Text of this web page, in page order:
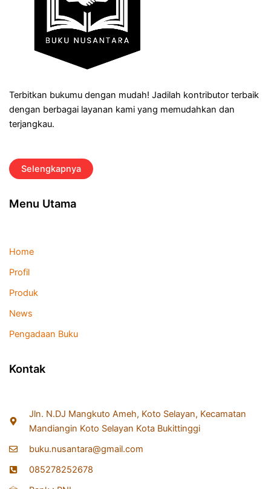
Terbitkan bukumu dengan mudah! Jadilah kontributor terbaik
dengan berbagai layanan kami yang memudahkan dan
terjangkau.
Selengkapnya
Menu Utama
Home
Profil
Produk
News
Pengadaan Buku
Kontak
Jln. N.DJ Mangkuto Ameh, Koto Selayan, Kecamatan
Mandiangin Koto Selayan Kota Bukittinggi
buku.nusantara@gmail.com
085278252678